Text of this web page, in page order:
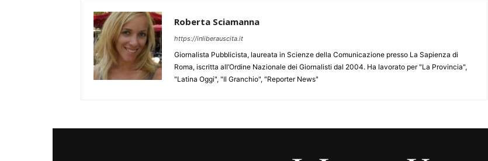
Roberta Sciamanna
https://inliberauscita.it
Giornalista Pubblicista, laureata in Scienze della Comunicazione presso La Sapienza di
Roma, iscritta all’Ordine Nazionale dei Giornalisti dal 2004. Ha lavorato per "La Provincia",
"Latina Oggi", "Il Granchio", "Reporter News"